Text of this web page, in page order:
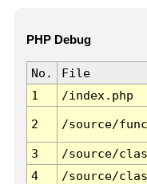
PHP Debug
No. File
1
/index.php
2 /source/
3 /source/
4
/source/